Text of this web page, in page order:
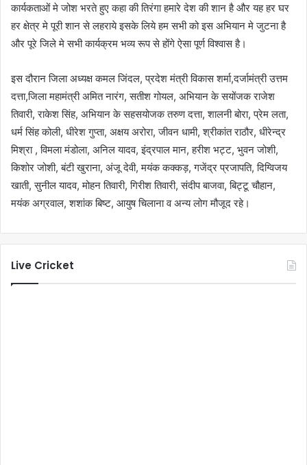
कार्यकताओं मे जोश भरते हुए कहा की तिरंगा हमारे देश की शान है और यह हर घर
हर क्षेत्र मे पूरी शान से लहराये इसके लिये हम सभी को इस अभियान मे जुटना है
और पूरे जिले मे सभी कार्यक्रम भव्य रूप से होंगे ऐसा पूर्ण विश्वास है।
इस दौरान जिला अध्यक्ष कमल जिंदल, प्रदेश मंत्री विकास शर्मा,दर्जामंत्री उत्तम
दत्ता,जिला महामंत्री अमित नारंग, सतीश गोयल, अभियान के सयोंजक राजेश
तिवारी, राकेश सिंह, अभियान के सहसयोजक तरुण दत्ता, शालनी बोरा, प्रेम लता,
धर्म सिंह कोली, धीरेश गुप्ता, अक्षय अरोरा, जीवन धामी, श्रीकांत राठौर, धीरेन्द्र
मिश्रा , विमला मंडोला, अनिल यादव, इंद्रपाल मान, हरीश भट्ट, भुवन जोशी,
किशोर जोशी, बंटी खुराना, अंजू देवी, मयंक कक्कड़, गजेंद्र प्रजापति, दिग्विजय
खाती, सुनील यादव, मोहन तिवारी, गिरीश तिवारी, संदीप बाजवा, बिट्टू चौहान,
मयंक अग्रवाल, शशांक बिष्ट, आयुष चिलाना व अन्य लोग मौजूद रहे।
Live Cricket